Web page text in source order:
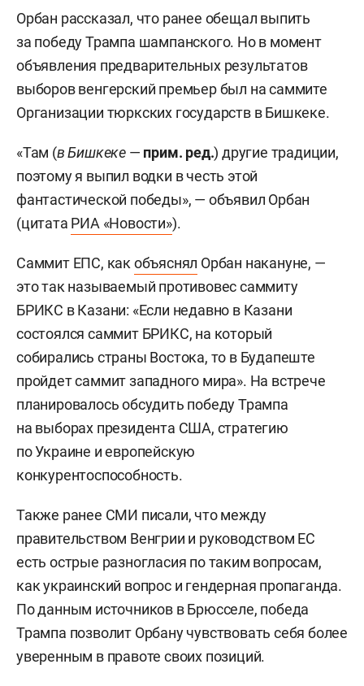
Орбан рассказал, что ранее обещал выпить
за победу Трампа шампанского. Но в момент
объявления предварительных результатов
выборов венгерский премьер был на саммите
Организации тюркских государств в Бишкеке.
«Там (в Бишкеке — прим. ред.) другие традиции,
поэтому я выпил водки в честь этой
фантастической победы», — объявил Орбан
(цитата РИА «Новости»).
Саммит ЕПС, как объяснял Орбан накануне, —
это так называемый противовес саммиту
БРИКС в Казани: «Если недавно в Казани
состоялся саммит БРИКС, на который
собирались страны Востока, то в Будапеште
пройдет саммит западного мира». На встрече
планировалось обсудить победу Трампа
на выборах президента США, стратегию
по Украине и европейскую
конкурентоспособность.
Также ранее СМИ писали, что между
правительством Венгрии и руководством ЕС
есть острые разногласия по таким вопросам,
как украинский вопрос и гендерная пропаганда.
По данным источников в Брюсселе, победа
Трампа позволит Орбану чувствовать себя более
уверенным в правоте своих позиций.